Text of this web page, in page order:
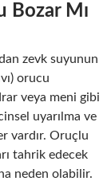
Bozar Mı
zevk suyunun
orucu
veya meni gibi
uyarılma ve
vardır. Oruçlu
tahrik edecek
neden olabilir.